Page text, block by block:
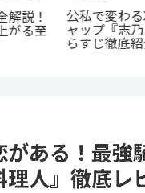
『幼児A』5歳の殺
犯、その瞳の奥に
とは？ 衝撃作を徹
がある！最
人』徹底レ